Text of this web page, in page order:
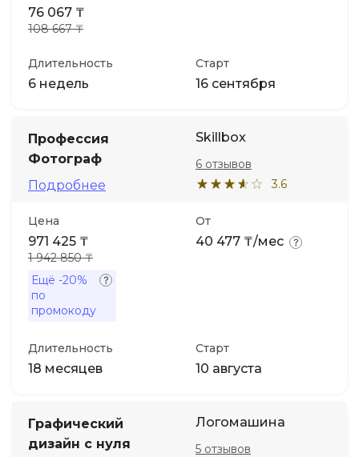
76 067 ₸
108 667 ₸
Длительность
6 недель
Старт
16 сентября
Профессия
Фотограф
Подробнее
Skillbox
3.6
6 отзывов
Цена
971 425 ₸
1 942 850 ₸
Ещё -20%
по
промокоду
От
40 477 ₸/мес
Длительность
18 месяцев
Старт
10 августа
Графический
дизайн с нуля
Логомашина
5 отзывов
Soft Skills
ДПО
Акции и промокоды